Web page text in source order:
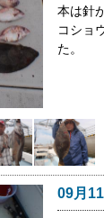
本は針
コショ
た。
09月